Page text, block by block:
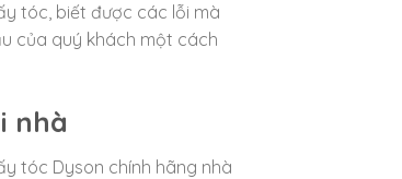
tóc, biết được các lỗi mà
của quý khách một cách
nhà
tóc Dyson chính hãng nhà